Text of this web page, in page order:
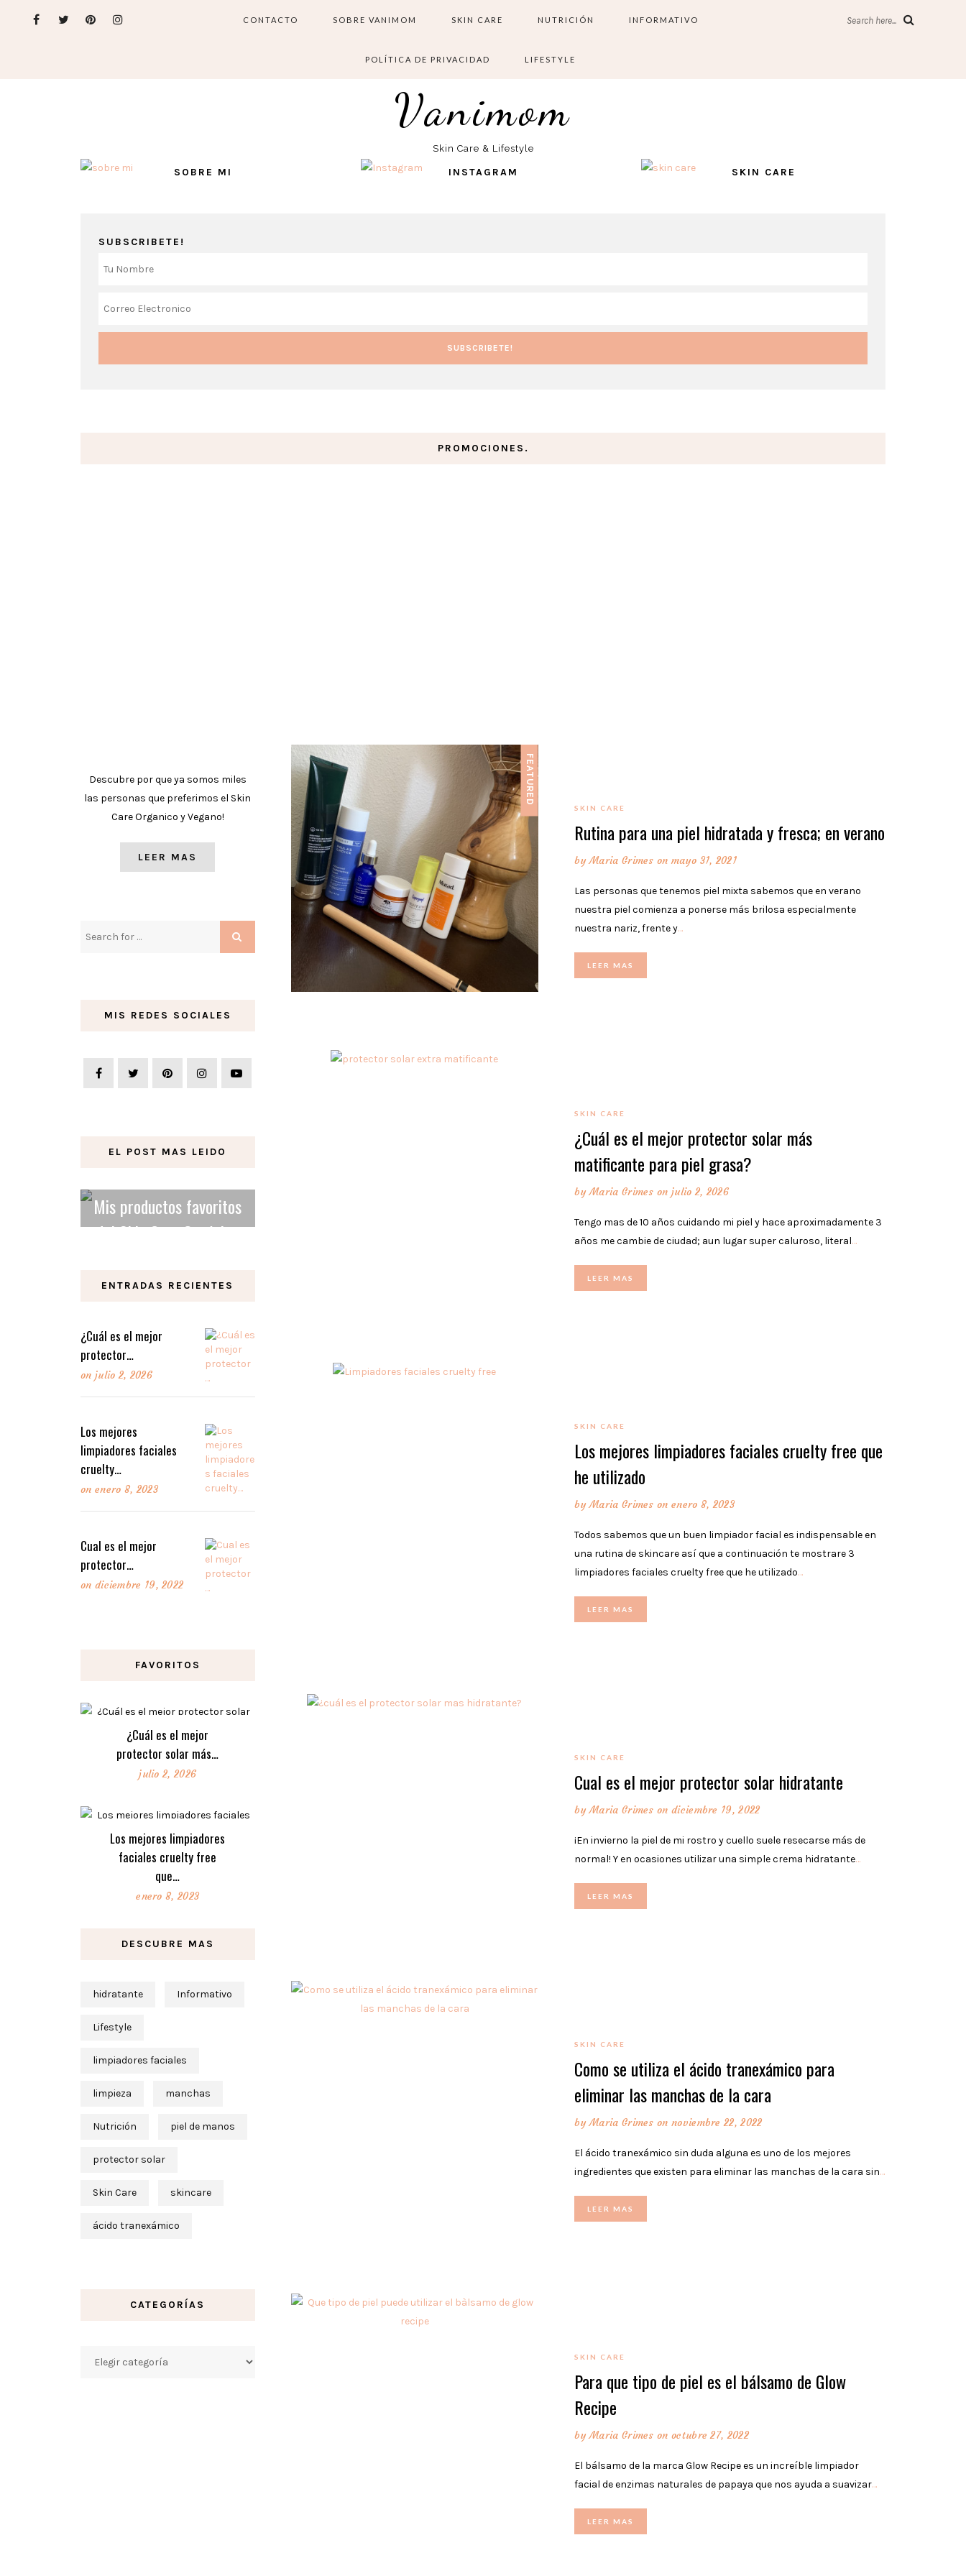
CONTACTO SOBRE VANIMOM SKIN CARE NUTRICIÓN INFORMATIVO
POLÍTICA DE PRIVACIDAD LIFESTYLE
Search here...
Vanimom
Skin Care & Lifestyle
SOBRE MI INSTAGRAM SKIN CARE
SUBSCRIBETE!
PROMOCIONES.
Descubre por que ya somos miles
las personas que preferimos el Skin
Care Organico y Vegano!
LEER MAS
MIS REDES SOCIALES
EL POST MAS LEIDO
Mis productos favoritos
del Skin Care Orgánico
ENTRADAS RECIENTES
¿Cuál es el mejor
protector…
on julio 2, 2026
Los mejores
limpiadores faciales
cruelty…
on enero 8, 2023
Cual es el mejor
protector…
on diciembre 19, 2022
FAVORITOS
¿Cuál es el mejor
protector solar más…
julio 2, 2026
Los mejores limpiadores
faciales cruelty free
que…
enero 8, 2023
DESCUBRE MAS
hidratante Informativo
Lifestyle
limpiadores faciales
limpieza manchas
Nutrición piel de manos
protector solar
Skin Care skincare
ácido tranexámico
CATEGORÍAS
FEATURED
SKIN CARE
Rutina para una piel hidratada y fresca; en verano
byMaria Grimes on mayo 31, 2021
Las personas que tenemos piel mixta sabemos que en verano
nuestra piel comienza a ponerse más brilosa especialmente
nuestra nariz, frente y…
LEER MAS
SKIN CARE
¿Cuál es el mejor protector solar más
matificante para piel grasa?
byMaria Grimes on julio 2, 2026
Tengo mas de 10 años cuidando mi piel y hace aproximadamente 3
años me cambie de ciudad; aun lugar super caluroso, literal…
LEER MAS
SKIN CARE
Los mejores limpiadores faciales cruelty free que
he utilizado
byMaria Grimes on enero 8, 2023
Todos sabemos que un buen limpiador facial es indispensable en
una rutina de skincare así que a continuación te mostrare 3
limpiadores faciales cruelty free que he utilizado…
LEER MAS
SKIN CARE
Cual es el mejor protector solar hidratante
byMaria Grimes on diciembre 19, 2022
¡En invierno la piel de mi rostro y cuello suele resecarse más de
normal! Y en ocasiones utilizar una simple crema hidratante…
LEER MAS
SKIN CARE
Como se utiliza el ácido tranexámico para
eliminar las manchas de la cara
byMaria Grimes on noviembre 22, 2022
El ácido tranexámico sin duda alguna es uno de los mejores
ingredientes que existen para eliminar las manchas de la cara sin…
LEER MAS
SKIN CARE
Para que tipo de piel es el bálsamo de Glow
Recipe
byMaria Grimes on octubre 27, 2022
El bálsamo de la marca Glow Recipe es un increíble limpiador
facial de enzimas naturales de papaya que nos ayuda a suavizar…
LEER MAS